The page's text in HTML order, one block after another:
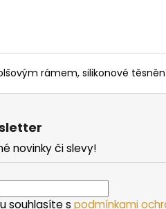
rámem, silikonové
novinky či slevy!
souhlasíte s podmínkami